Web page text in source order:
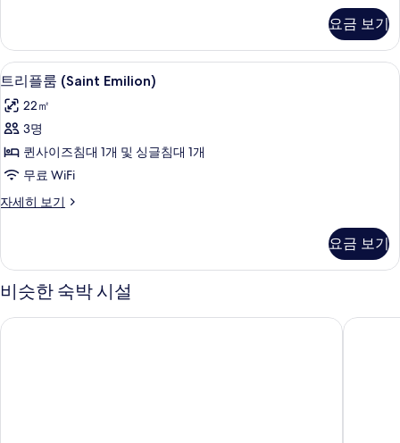
보
기
자
세
히
기
요금 보기
트
리
플
룸
(Saint
Emilion)
사
두
보
기
트리플룸 (Saint Emilion) | 책상, 다리
6
트리플룸 (Saint Emilion)
22㎡
3명
퀸사이즈침대 1개 및 싱글침대 1개
무료 WiFi
자세히 보기
트
(Saint
Emilion)
자
히
요금 보기
비슷한 숙박 시설
레 카반 르 로댕